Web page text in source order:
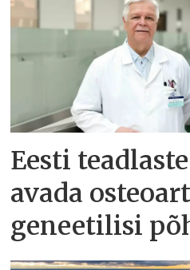
Eesti
avada
geneetilisi